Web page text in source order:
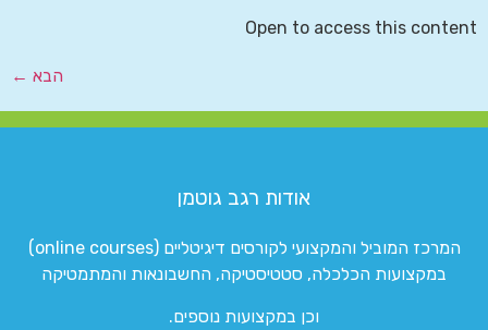
Open to access this content
הבא ←
אודות רגב גוטמן
המרכז המוביל והמקצועי לקורסים דיגיטליים (online courses)
במקצועות הכלכלה, סטטיסטיקה, החשבונאות והמתמטיקה
וכן במקצועות נוספים.